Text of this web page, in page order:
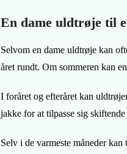
En dame uldtrøje til
Selvom en dame uldtrøje kan
året rundt. Om sommeren kan
I foråret og efteråret kan
jakke for at tilpasse sig skiftende
Selv i de varmeste måneder